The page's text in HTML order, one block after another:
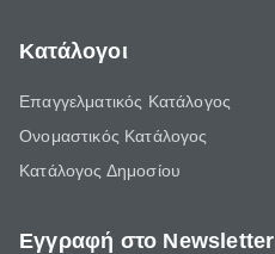
Κατάλογοι
Επαγγελματικός Κατάλογος
Ονομαστικός Κατάλογος
Κατάλογος Δημοσίου
Εγγραφή στο Newsletter